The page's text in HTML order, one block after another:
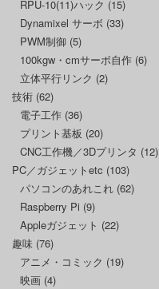
RPU-10(11)ハック (15)
Dynamixel サーボ (33)
PWM制御 (5)
100kgw・cmサーボ自作 (6)
立体平行リンク (2)
技術 (62)
電子工作 (36)
プリント基板 (20)
CNC工作機／3Dプリンタ (12)
PC／ガジェットetc (103)
パソコンのあれこれ (62)
Raspberry Pi (9)
Appleガジェット (22)
趣味 (76)
アニメ・コミック (19)
映画 (4)